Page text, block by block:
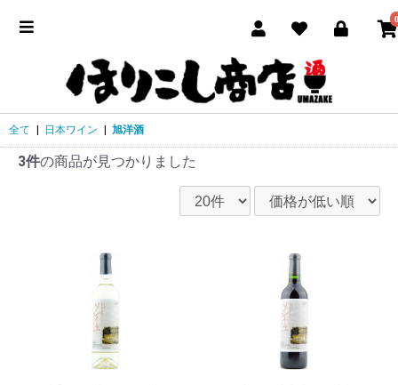
0
全て 日本ワイン 旭洋酒
3件の商品が見つかりました